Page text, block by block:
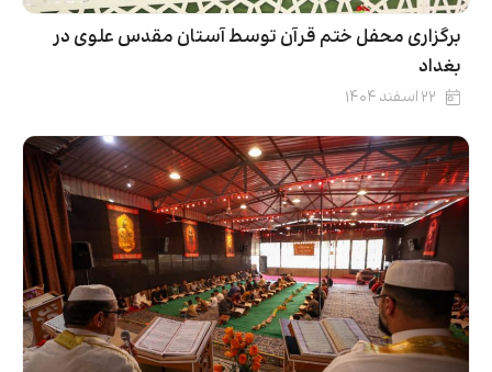
برگزاری محفل ختم قرآن توسط آستان مقدس علوی در
بغداد
۲۲ اسفند ۱۴۰۴